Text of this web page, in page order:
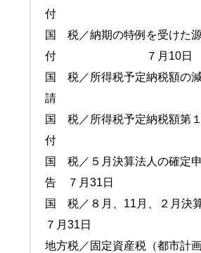
付 ７
国 税／納期の特例を受けた
付 ７月10日
国 税／所得税予定納税額の
請 ７
国 税／所得税予定納税額第
付 ７
国 税／５月決算法人の確定
告 ７月31日
国 税／８月、11月、２月
７月31日
地方税／固定資産税（